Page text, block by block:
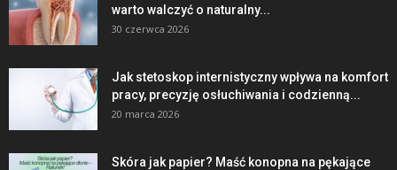
warto walczyć o naturalny...
30 czerwca 2026
Jak stetoskop internistyczny wpływa na komfort
pracy, precyzję osłuchiwania i codzienną...
20 marca 2026
Skóra jak papier? Maść konopna na pękające